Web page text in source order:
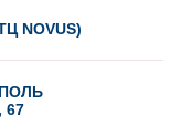
NOVUS)
67